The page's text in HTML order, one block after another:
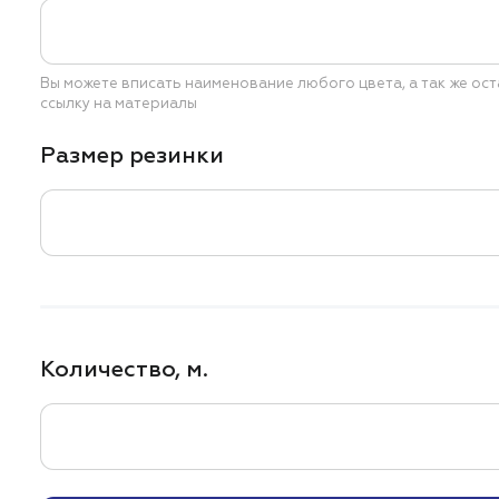
Вы можете вписать наименование любого цвета, а так же
ссылку на материалы
Размер резинки
Количество, м.